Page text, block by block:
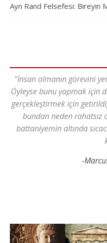
Ayn Rand Felsefesi: Bireyin
"İnsan olmanın görevini
Öyleyse bunu yapmak için
gerçekleştirmek için
bundan neden rahatsız
battaniyemin altında
-